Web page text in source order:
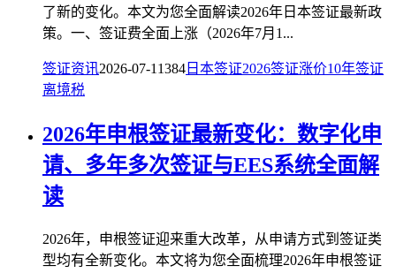
了新的变化。本文为您全面解读2026年日本签证最新政
策。一、签证费全面上涨（2026年7月1...
签证资讯2026-07-11384 日本签证2026签证涨价10年签证
离境税
2026年申根签证最新变化：数字化申
请、多年多次签证与EES系统全面解
读
2026年，申根签证迎来重大改革，从申请方式到签证类
型均有全新变化。本文将为您全面梳理2026年申根签证